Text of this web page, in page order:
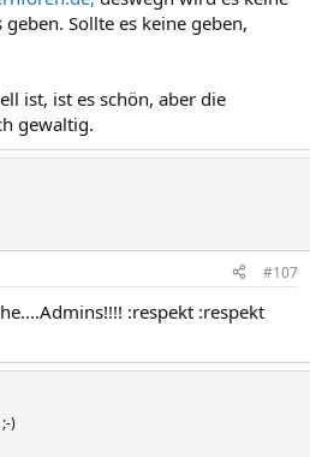
Sollte es keine geben,
ist, ist es schön, aber die
gewaltig.
#107
:respekt :respekt
)